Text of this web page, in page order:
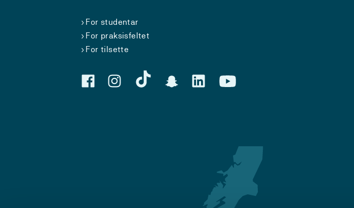
For studentar
For praksisfeltet
For tilsette